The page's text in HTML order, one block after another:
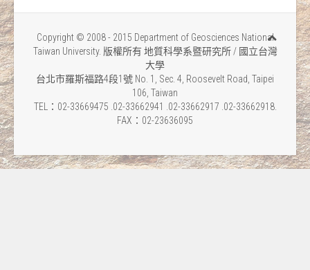
Copyright © 2008 - 2015 Department of Geosciences National
Taiwan University. 版權所有 地質科學系暨研究所 / 國立台灣
大學
台北市羅斯福路4段1號 No. 1, Sec. 4, Roosevelt Road, Taipei
106, Taiwan
TEL：02-33669475 .02-33662941 .02-33662917 .02-33662918.
FAX：02-23636095